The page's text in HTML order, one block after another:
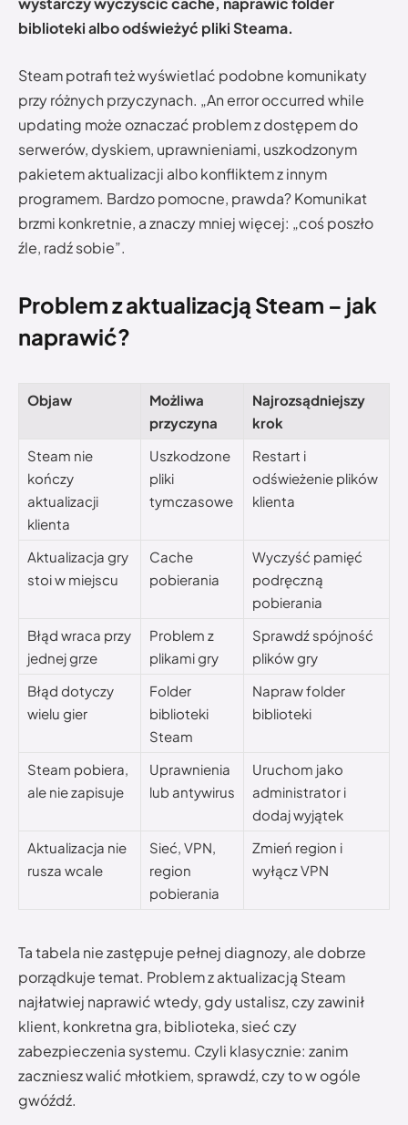
biblioteki albo odświeżyć pliki Steama.
Steam potrafi też wyświetlać podobne komunikaty
przy różnych przyczynach. „An error occurred while
updating może oznaczać problem z dostępem do
serwerów, dyskiem, uprawnieniami, uszkodzonym
pakietem aktualizacji albo konfliktem z innym
programem. Bardzo pomocne, prawda? Komunikat
brzmi konkretnie, a znaczy mniej więcej: „coś poszło
źle, radź sobie”.
Problem z aktualizacją Steam – jak
naprawić?
Objaw
Możliwa
przyczyna
Najrozsądniejszy
krok
Steam nie
kończy
aktualizacji
klienta
Uszkodzone
pliki
tymczasowe
Restart i
odświeżenie plików
klienta
Aktualizacja gry
stoi w miejscu
Cache
pobierania
Wyczyść pamięć
podręczną
pobierania
Błąd wraca przy
jednej grze
Problem z
plikami gry
Sprawdź spójność
plików gry
Błąd dotyczy
wielu gier
Folder
biblioteki
Steam
Napraw folder
biblioteki
Steam pobiera,
ale nie zapisuje
Uprawnienia
lub antywirus
Uruchom jako
administrator i
dodaj wyjątek
Aktualizacja nie
rusza wcale
Sieć, VPN,
region
pobierania
Zmień region i
wyłącz VPN
Ta tabela nie zastępuje pełnej diagnozy, ale dobrze
porządkuje temat. Problem z aktualizacją Steam
najłatwiej naprawić wtedy, gdy ustalisz, czy zawinił
klient, konkretna gra, biblioteka, sieć czy
zabezpieczenia systemu. Czyli klasycznie: zanim
zaczniesz walić młotkiem, sprawdź, czy to w ogóle
gwóźdź.